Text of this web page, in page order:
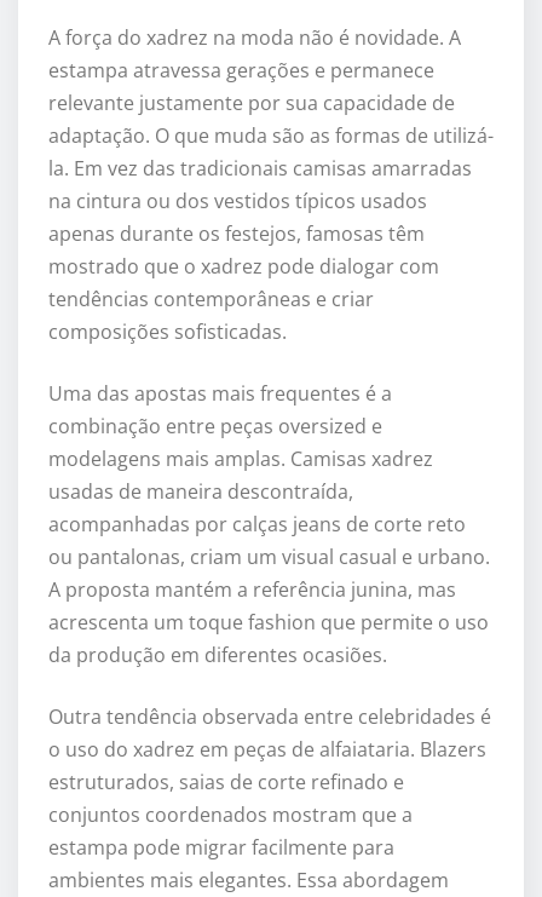
A força do xadrez na moda não é novidade. A
estampa atravessa gerações e permanece
relevante justamente por sua capacidade de
adaptação. O que muda são as formas de utilizá-
la. Em vez das tradicionais camisas amarradas
na cintura ou dos vestidos típicos usados
apenas durante os festejos, famosas têm
mostrado que o xadrez pode dialogar com
tendências contemporâneas e criar
composições sofisticadas.
Uma das apostas mais frequentes é a
combinação entre peças oversized e
modelagens mais amplas. Camisas xadrez
usadas de maneira descontraída,
acompanhadas por calças jeans de corte reto
ou pantalonas, criam um visual casual e urbano.
A proposta mantém a referência junina, mas
acrescenta um toque fashion que permite o uso
da produção em diferentes ocasiões.
Outra tendência observada entre celebridades é
o uso do xadrez em peças de alfaiataria. Blazers
estruturados, saias de corte refinado e
conjuntos coordenados mostram que a
estampa pode migrar facilmente para
ambientes mais elegantes. Essa abordagem